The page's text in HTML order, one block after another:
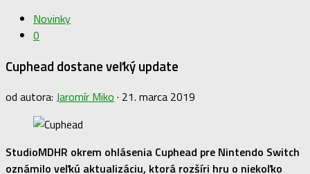
Novinky
0
Cuphead dostane veľký update
od autora: Jaromír Miko · 21. marca 2019
StudioMDHR okrem ohlásenia Cuphead pre Nintendo Switch
oznámilo veľkú aktualizáciu, ktorá rozšíri hru o niekoľko